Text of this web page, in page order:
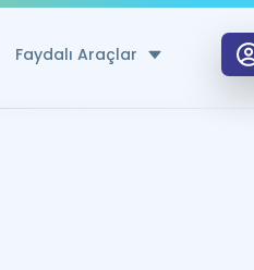
Faydalı Araçlar